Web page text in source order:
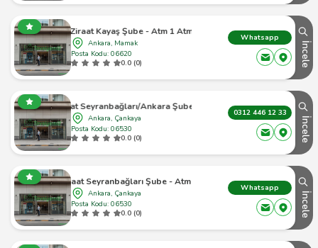
Ziraat Kayaş Şube - Atm 1 Atm
Ankara, Mamak
Posta Kodu: 06620
0.0 (0)
Whatsapp
İncele
Ziraat Seyranbağları/Ankara Şubesi Atm
Ankara, Çankaya
Posta Kodu: 06530
0.0 (0)
0312 446 12 33
İncele
Ziraat Seyranbağları Şube - Atm Atm
Ankara, Çankaya
Posta Kodu: 06530
0.0 (0)
Whatsapp
İncele